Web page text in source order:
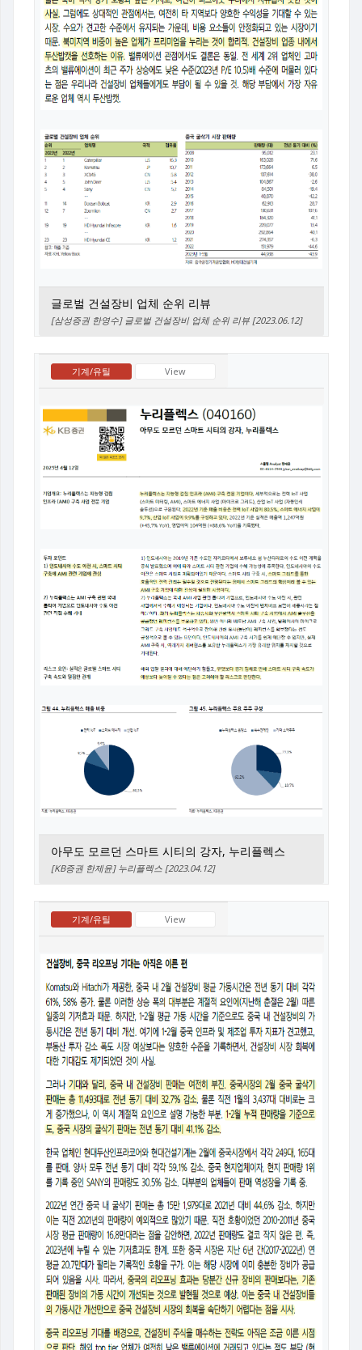
글로벌 건설장비 업체 순위 리뷰
[삼성증권 한영수] 글로벌 건설장비 업체 순위 리뷰 [2023.06.12]
기계/유틸 View
아무도 모르던 스마트 시티의 강자, 누리플렉스
[KB증권 한제윤] 누리플렉스 [2023.04.12]
기계/유틸 View